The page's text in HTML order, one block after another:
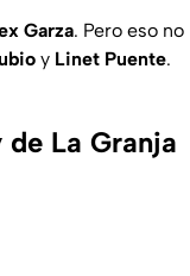
Garza. Pero eso no
y Linet Puente.
La Granja